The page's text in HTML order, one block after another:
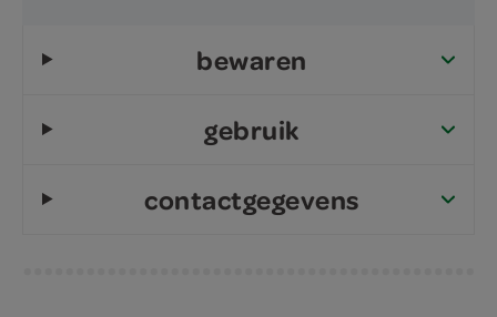
bewaren
gebruik
contactgegevens